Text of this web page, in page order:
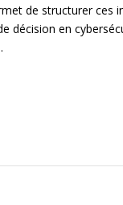
de structurer ces
décision en